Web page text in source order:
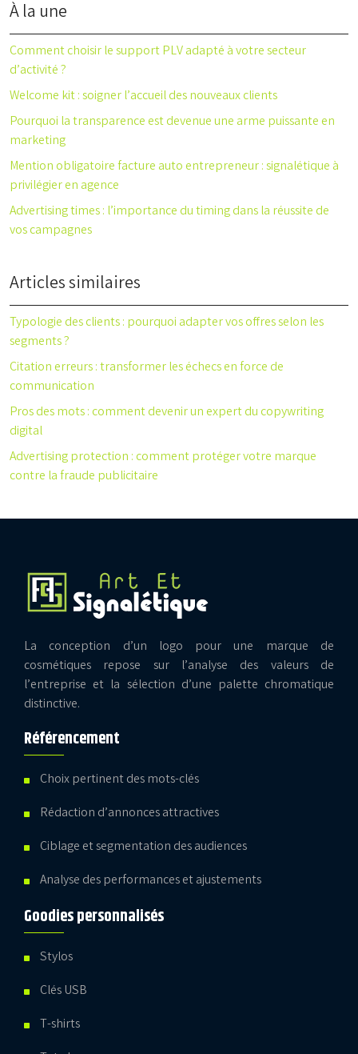
À la une
Comment choisir le support PLV adapté à votre secteur
d’activité ?
Welcome kit : soigner l’accueil des nouveaux clients
Pourquoi la transparence est devenue une arme puissante en
marketing
Mention obligatoire facture auto entrepreneur : signalétique à
privilégier en agence
Advertising times : l’importance du timing dans la réussite de
vos campagnes
Articles similaires
Typologie des clients : pourquoi adapter vos offres selon les
segments ?
Citation erreurs : transformer les échecs en force de
communication
Pros des mots : comment devenir un expert du copywriting
digital
Advertising protection : comment protéger votre marque
contre la fraude publicitaire
La conception d’un logo pour une marque de
cosmétiques repose sur l’analyse des valeurs de
l’entreprise et la sélection d’une palette chromatique
distinctive.
Référencement
Choix pertinent des mots-clés
Rédaction d’annonces attractives
Ciblage et segmentation des audiences
Analyse des performances et ajustements
Goodies personnalisés
Stylos
Clés USB
T-shirts